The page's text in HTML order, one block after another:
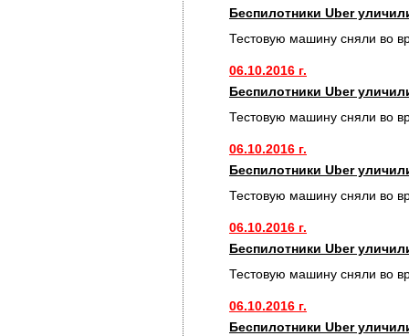
Беспилотники Uber
Тестовую машину сняли во
06.10.2016 г.
Беспилотники Uber
Тестовую машину сняли во
06.10.2016 г.
Беспилотники Uber
Тестовую машину сняли во
06.10.2016 г.
Беспилотники Uber
Тестовую машину сняли во
06.10.2016 г.
Беспилотники Uber